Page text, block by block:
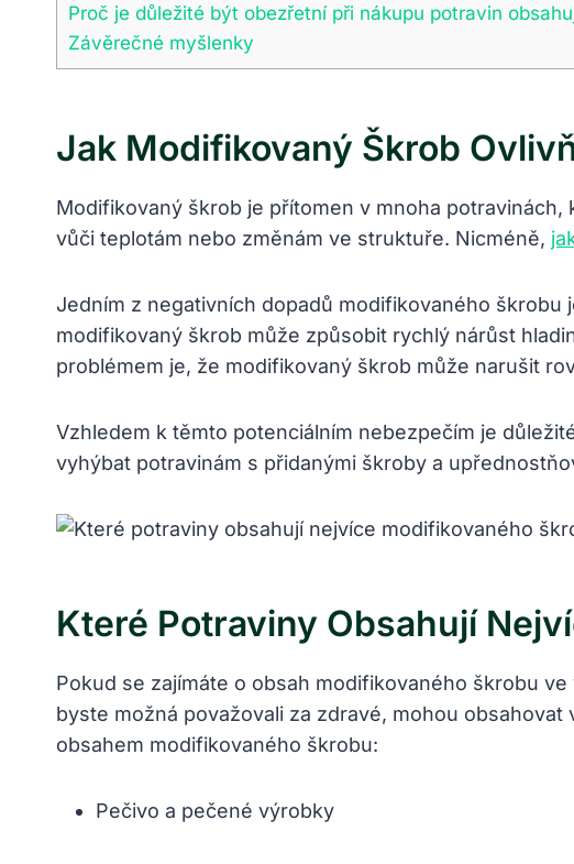
Proč je důležité být obezřetní při nákupu potravin
Závěrečné myšlenky
Jak Modifikovaný Škrob
Modifikovaný škrob je přítomen v mnoha
vůči teplotám nebo změnám ve struktuře. Nicméně,
Jedním z negativních dopadů modifikovaného
modifikovaný škrob může způsobit rychlý nárůst
problémem je, že modifikovaný škrob může narušit
Vzhledem k těmto potenciálním nebezpečím je
vyhýbat potravinám s přidanými škroby a
Které Potraviny Obsahují
Pokud se zajímáte o obsah modifikovaného škrobu
byste možná považovali za zdravé, mohou
obsahem modifikovaného škrobu:
Pečivo a pečené výrobky